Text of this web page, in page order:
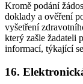
Kromě podání
doklady a ověření
vyšetření
který zašle žadateli
informací, týkající
16.